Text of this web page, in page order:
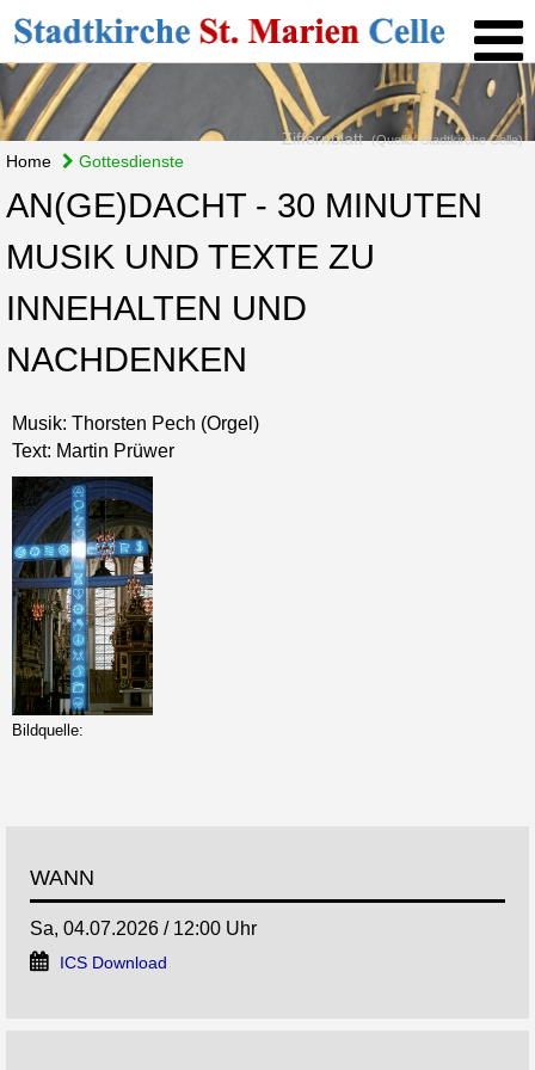
Ziffernblatt (Quelle: Stadtkirche Celle)
Home Gottesdienste
AN(GE)DACHT - 30 MINUTEN
MUSIK UND TEXTE ZU
INNEHALTEN UND
NACHDENKEN
Musik: Thorsten Pech (Orgel)
Text: Martin Prüwer
Bildquelle:
WANN
Sa, 04.07.2026 / 12:00 Uhr
ICS Download